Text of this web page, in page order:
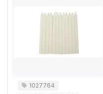
1027764